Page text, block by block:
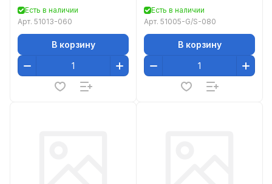
для смесителя,
удлиненная, г/ш (гайка-
Есть в наличии
Арт. 51013-060
В корзину
ш 1/2" - 0,8м
Есть в наличии
Арт. 51005-G/S-080
В корзину